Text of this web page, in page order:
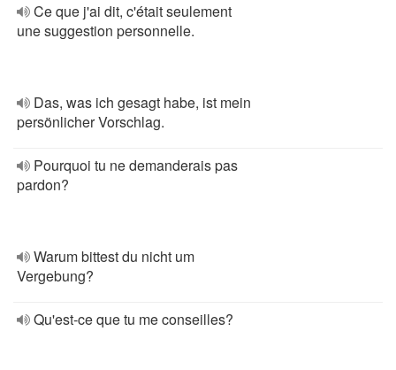
Ce que j'ai dit, c'était seulement
une suggestion personnelle.
Das, was ich gesagt habe, ist mein
persönlicher Vorschlag.
Pourquoi tu ne demanderais pas
pardon?
Warum bittest du nicht um
Vergebung?
Qu'est-ce que tu me conseilles?